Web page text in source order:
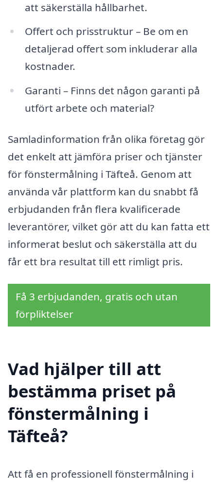
att säkerställa hållbarhet.
Offert och prisstruktur – Be om en
detaljerad offert som inkluderar alla
kostnader.
Garanti – Finns det någon garanti på
utfört arbete och material?
Samladinformation från olika företag gör
det enkelt att jämföra priser och tjänster
för fönstermålning i Täfteå. Genom att
använda vår plattform kan du snabbt få
erbjudanden från flera kvalificerade
leverantörer, vilket gör att du kan fatta ett
informerat beslut och säkerställa att du
får ett bra resultat till ett rimligt pris.
Få 3 erbjudanden, gratis och utan
förpliktelser
Vad hjälper till att
bestämma priset på
fönstermålning i
Täfteå?
Att få en professionell fönstermålning i